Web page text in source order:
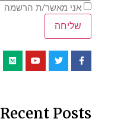
אני מאשר/ת הרשמה
Recent Posts